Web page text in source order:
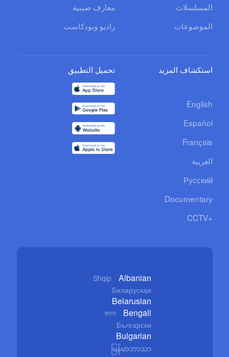
المسلسلات
معارف صينية
الموضوعات
راديو وبودكاست
استكشاف المزيد
English
Español
Français
العربية
Русский
Documentary
CCTV+
تحميل التطبيق
Shqip Albanian
Беларуская
Belarusian
বাংলা Bengali
Български
Bulgarian
မြန်မာဘာသာ